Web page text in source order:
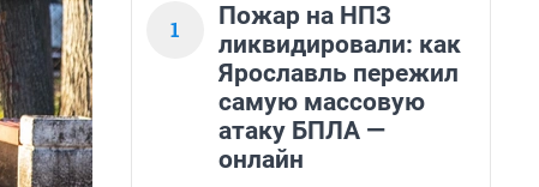
1
Пожар на НПЗ
ликвидировали: как
Ярославль пережил
самую массовую
атаку БПЛА —
онлайн